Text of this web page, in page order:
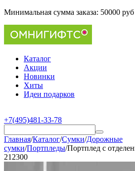
Минимальная сумма заказа: 50000 руб
Каталог
Акции
Новинки
Хиты
Идеи подарков
+7(495)481-33-78
Главная/Каталог/Сумки/Дорожные
сумки/Портпледы/Портплед с
212300